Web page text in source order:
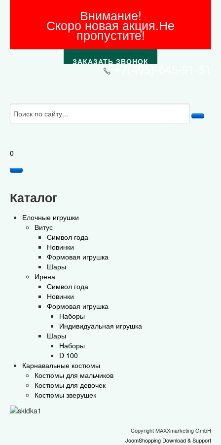
Внимание!
Скоро новая акция.Не
пропустите!
ЗАКАЗАТЬ ЗВОНОК
0
Каталог
Елочные игрушки
Витус
Символ года
Новинки
Формовая игрушка
Шары
Ирена
Символ года
Новинки
Формовая игрушка
Наборы
Индивидуальная игрушка
Шары
Наборы
D 100
Карнавальные костюмы
Костюмы для мальчиков
Костюмы для девочек
Костюмы зверушек
Copyright MAXXmarketing GmbH
JoomShopping Download & Support